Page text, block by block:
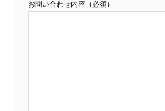
お問い合わせ内容（必須）